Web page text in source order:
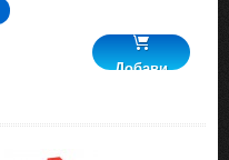
Добави